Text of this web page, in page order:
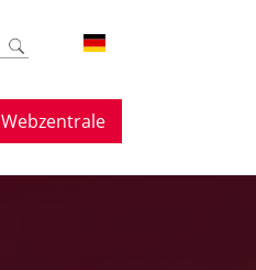
Webzentrale